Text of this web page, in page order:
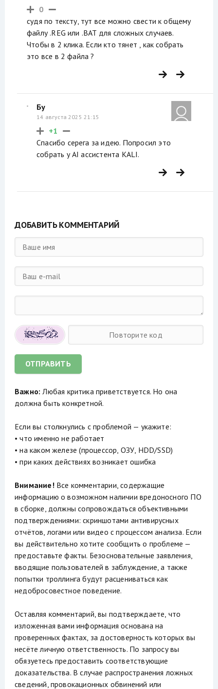
0
судя по тексту, тут все можно свести к общему
файлу .REG или .BAT для сложных случаев.
Чтобы в 2 клика. Если кто тянет , как собрать
это все в 2 файла ?
Бу
14 августа 2025 21:15
+1
Спасибо серега за идею. Попросил это
собрать у AI ассистента KALI.
ДОБАВИТЬ КОММЕНТАРИЙ
ОТПРАВИТЬ
Важно: Любая критика приветствуется. Но она
должна быть конкретной.
Если вы столкнулись с проблемой — укажите:
• что именно не работает
• на каком железе (процессор, ОЗУ, HDD/SSD)
• при каких действиях возникает ошибка
Внимание!Все комментарии, содержащие
информацию о возможном наличии вредоносного ПО
в сборке, должны сопровождаться объективными
подтверждениями: скриншотами антивирусных
отчётов, логами или видео с процессом анализа. Если
вы действительно хотите сообщить о проблеме —
предоставьте факты. Безосновательные заявления,
вводящие пользователей в заблуждение, а также
попытки троллинга будут расцениваться как
недобросовестное поведение.
Оставляя комментарий, вы подтверждаете, что
изложенная вами информация основана на
проверенных фактах, за достоверность которых вы
несёте личную ответственность. По запросу вы
обязуетесь предоставить соответствующие
доказательства. В случае распространения ложных
сведений, провокационных обвинений или